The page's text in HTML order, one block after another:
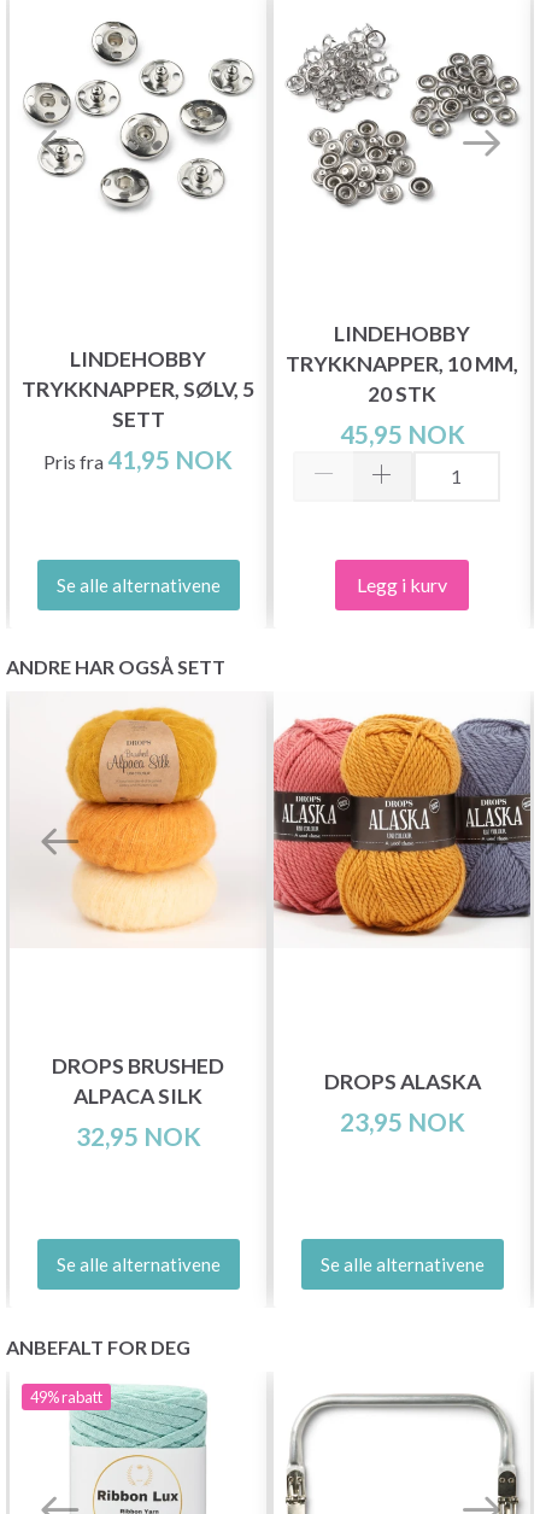
LINDEHOBBY
TRYKKNAPPER, SØLV, 5
SETT
Pris fra41,95 NOK
Se alle alternativene
LINDEHOBBY
TRYKKNAPPER, 10 MM,
20 STK
45,95 NOK
Legg i kurv
ANDRE HAR OGSÅ SETT
DROPS BRUSHED
ALPACA SILK
32,95 NOK
Se alle alternativene
DROPS ALASKA
23,95 NOK
Se alle alternativene
ANBEFALT FOR DEG
49%rabatt